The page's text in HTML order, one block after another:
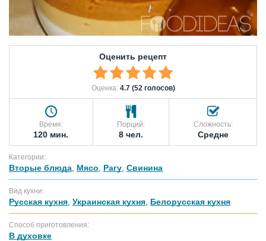
Оценить рецепт
Оценка: 4.7 (52 голосов)
Время:
120 мин.
Порций:
8 чел.
Сложность:
Средне
Категории:
Вторые блюда Мясо Рагу Свинина
Вид кухни:
Русская кухня Украинская кухня Белорусская кухня
Способ приготовления:
В духовке